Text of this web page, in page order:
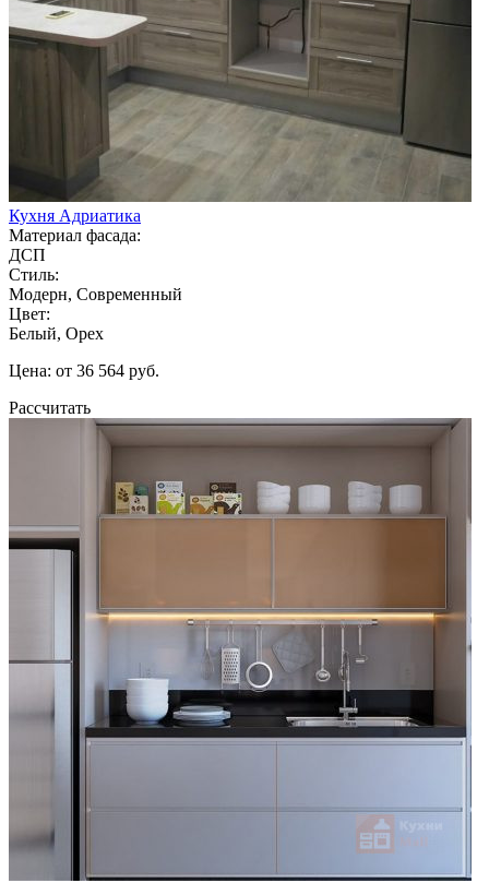
Кухня Адриатика
Материал фасада:
ДСП
Стиль:
Модерн, Современный
Цвет:
Белый, Орех
Цена: от 36 564 руб.
Рассчитать